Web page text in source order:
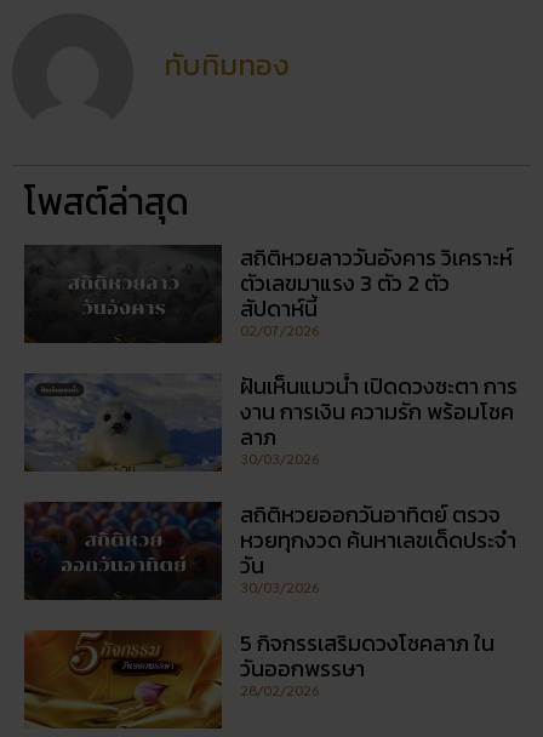
ทับทิมทอง
โพสต์ล่าสุด
สถิติหวยลาววันอังคาร วิเคราะห์
ตัวเลขมาแรง 3 ตัว 2 ตัว
สัปดาห์นี้
02/07/2026
ฝันเห็นแมวน้ำ เปิดดวงชะตา การ
งาน การเงิน ความรัก พร้อมโชค
ลาภ
30/03/2026
สถิติหวยออกวันอาทิตย์ ตรวจ
หวยทุกงวด ค้นหาเลขเด็ดประจำ
วัน
30/03/2026
5 กิจกรรเสริมดวงโชคลาภ ใน
วันออกพรรษา
28/02/2026